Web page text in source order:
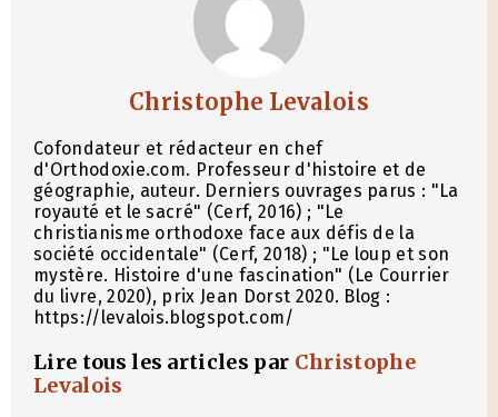
Christophe Levalois
Cofondateur et rédacteur en chef
d'Orthodoxie.com. Professeur d'histoire et de
géographie, auteur. Derniers ouvrages parus : "La
royauté et le sacré" (Cerf, 2016) ; "Le
christianisme orthodoxe face aux défis de la
société occidentale" (Cerf, 2018) ; "Le loup et son
mystère. Histoire d'une fascination" (Le Courrier
du livre, 2020), prix Jean Dorst 2020. Blog :
https://levalois.blogspot.com/
Lire tous les articles par Christophe
Levalois